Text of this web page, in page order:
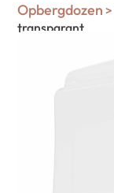
Opbergdozen >
transparant